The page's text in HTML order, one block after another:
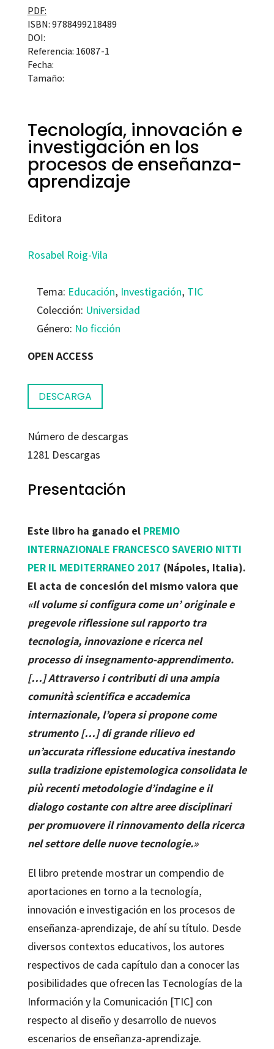
PDF:
ISBN: 9788499218489
DOI:
Referencia: 16087-1
Fecha:
Tamaño:
Tecnología, innovación e
investigación en los
procesos de enseñanza-
aprendizaje
Editora
Rosabel Roig-Vila
Tema: Educación, Investigación, TIC
Colección: Universidad
Género: No ficción
OPEN ACCESS
DESCARGA
Número de descargas
1281 Descargas
Presentación
Este libro ha ganado el PREMIO
INTERNAZIONALE FRANCESCO SAVERIO NITTI
PER IL MEDITERRANEO 2017 (Nápoles, Italia).
El acta de concesión del mismo valora que
«Il volume si configura come un’ originale e
pregevole riflessione sul rapporto tra
tecnologia, innovazione e ricerca nel
processo di insegnamento-apprendimento.
[…] Attraverso i contributi di una ampia
comunità scientifica e accademica
internazionale, l’opera si propone come
strumento […] di grande rilievo ed
un’accurata riflessione educativa inestando
sulla tradizione epistemologica consolidata le
più recenti metodologie d’indagine e il
dialogo costante con altre aree disciplinari
per promuovere il rinnovamento della ricerca
nel settore delle nuove tecnologie.»
El libro pretende mostrar un compendio de
aportaciones en torno a la tecnología,
innovación e investigación en los procesos de
enseñanza-aprendizaje, de ahí su título. Desde
diversos contextos educativos, los autores
respectivos de cada capítulo dan a conocer las
posibilidades que ofrecen las Tecnologías de la
Información y la Comunicación [TIC] con
respecto al diseño y desarrollo de nuevos
escenarios de enseñanza-aprendizaje.